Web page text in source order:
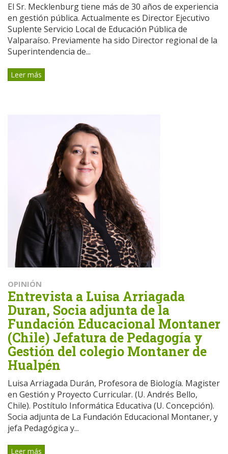
El Sr. Mecklenburg tiene más de 30 años de experiencia
en gestión pública. Actualmente es Director Ejecutivo
Suplente Servicio Local de Educación Pública de
Valparaíso. Previamente ha sido Director regional de la
Superintendencia de...
Leer más
OPINIÓN
Entrevista a Luisa Arriagada
Duran, Socia adjunta de la
Fundación Educacional Montaner
(Chile) Jefatura de Pedagogía y
Gestión del colegio Montaner de
Hualpén
Luisa Arriagada Durán, Profesora de Biología. Magister
en Gestión y Proyecto Curricular. (U. Andrés Bello,
Chile). Postítulo Informática Educativa (U. Concepción).
Socia adjunta de La Fundación Educacional Montaner, y
jefa Pedagógica y...
Leer más